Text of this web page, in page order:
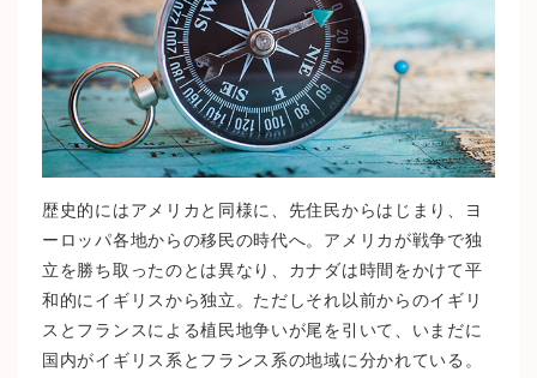
歴史的にはアメリカと同様に、先住民からはじまり、ヨ
ーロッパ各地からの移民の時代へ。アメリカが戦争で独
立を勝ち取ったのとは異なり、カナダは時間をかけて平
和的にイギリスから独立。ただしそれ以前からのイギリ
スとフランスによる植民地争いが尾を引いて、いまだに
国内がイギリス系とフランス系の地域に分かれている。